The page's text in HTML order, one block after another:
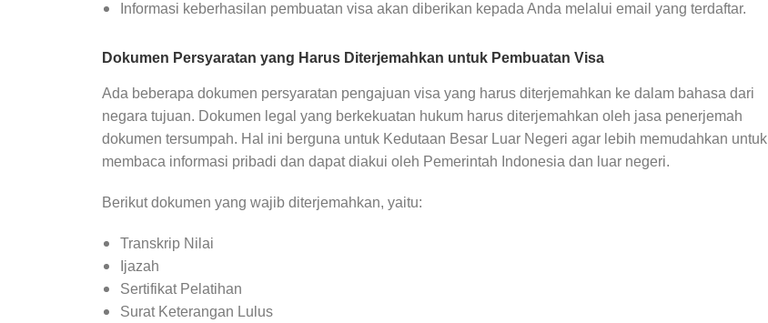
Informasi keberhasilan pembuatan visa akan diberikan kepada Anda melalui email yang terdaftar.
Dokumen Persyaratan yang Harus Diterjemahkan untuk Pembuatan Visa
Ada beberapa dokumen persyaratan pengajuan visa yang harus diterjemahkan ke dalam bahasa dari
negara tujuan. Dokumen legal yang berkekuatan hukum harus diterjemahkan oleh jasa penerjemah
dokumen tersumpah. Hal ini berguna untuk Kedutaan Besar Luar Negeri agar lebih memudahkan untuk
membaca informasi pribadi dan dapat diakui oleh Pemerintah Indonesia dan luar negeri.
Berikut dokumen yang wajib diterjemahkan, yaitu:
Transkrip Nilai
Ijazah
Sertifikat Pelatihan
Surat Keterangan Lulus